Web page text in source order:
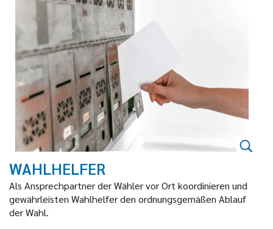
WAHLHELFER
Als Ansprechpartner der Wähler vor Ort koordinieren und
gewährleisten Wahlhelfer den ordnungsgemäßen Ablauf
der Wahl.